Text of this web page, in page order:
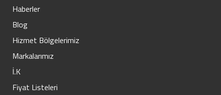
Haberler
Blog
Hizmet Bölgelerimiz
Markalarımız
İ.K
Fiyat Listeleri